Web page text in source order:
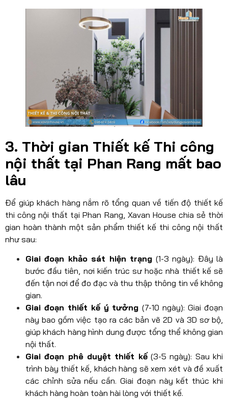
3. Thời gian Thiết kế Thi công
nội thất tại Phan Rang mất bao
lâu
Để giúp khách hàng nắm rõ tổng quan về tiến độ thiết kế
thi công nội thất tại Phan Rang, Xavan House chia sẻ thời
gian hoàn thành một sản phẩm thiết kế thi công nội thất
như sau:
Giai đoạn khảo sát hiện trạng (1-3 ngày): Đây là
bước đầu tiên, nơi kiến trúc sư hoặc nhà thiết kế sẽ
đến tận nơi để đo đạc và thu thập thông tin về không
gian.
Giai đoạn thiết kế ý tưởng(7-10 ngày): Giai đoạn
này bao gồm việc tạo ra các bản vẽ 2D và 3D sơ bộ,
giúp khách hàng hình dung được tổng thể không gian
nội thất.
Giai đoạn phê duyệt thiết kế(3-5 ngày): Sau khi
trình bày thiết kế, khách hàng sẽ xem xét và đề xuất
các chỉnh sửa nếu cần. Giai đoạn này kết thúc khi
khách hàng hoàn toàn hài lòng với thiết kế.